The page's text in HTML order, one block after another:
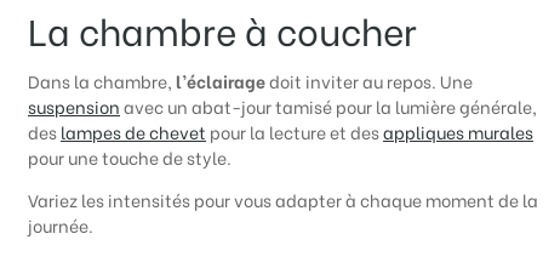
La chambre à coucher
Dans la chambre, l’éclairagedoit inviter au repos. Une
suspensionavec un abat-jour tamisé pour la lumière générale,
deslampes de chevet pour la lecture et desappliques murales
pour une touche de style.
Variez les intensités pour vous adapter à chaque moment de la
journée.